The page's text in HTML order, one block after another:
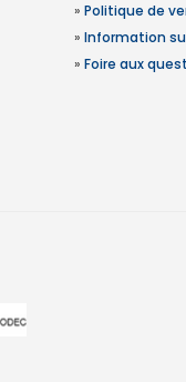
» Politique de
» Information
» Foire aux